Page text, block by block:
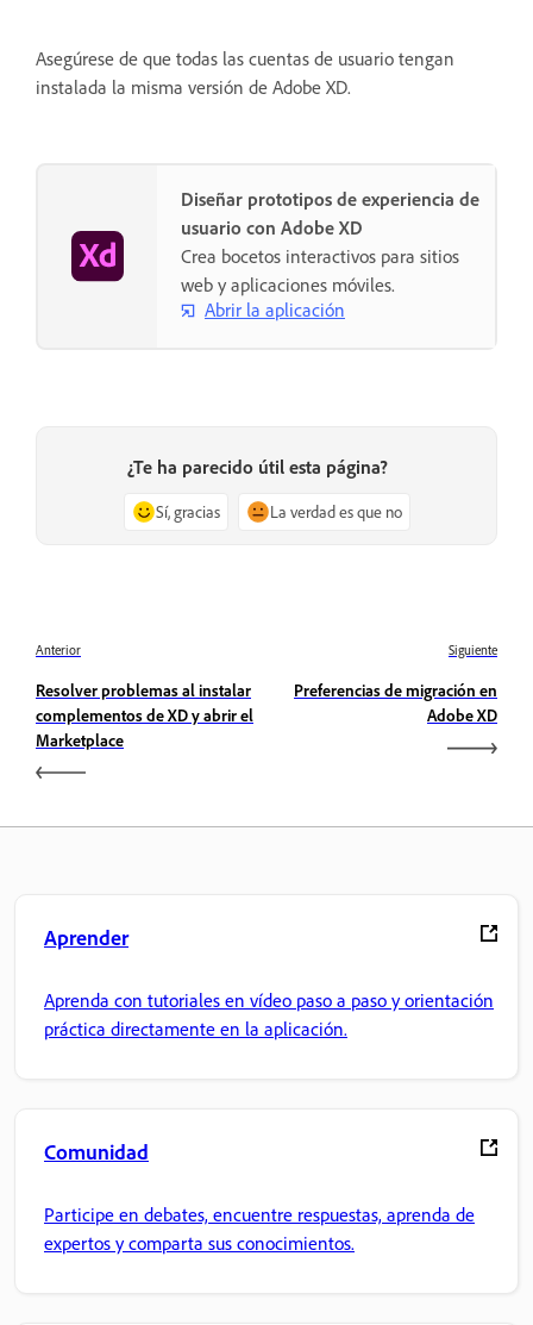
Asegúrese de que todas las cuentas de usuario tengan
instalada la misma versión de Adobe XD.
Diseñar prototipos de experiencia de
usuario con Adobe XD
Crea bocetos interactivos para sitios
web y aplicaciones móviles.
Abrir la aplicación
¿Te ha parecido útil esta página?
Sí, gracias La verdad es que no
Anterior
Resolver problemas al instalar
complementos de XD y abrir el
Marketplace
Siguiente
Preferencias de migración en
Adobe XD
Aprender
Aprenda con tutoriales en vídeo paso a paso y orientación
práctica directamente en la aplicación.
Comunidad
Participe en debates, encuentre respuestas, aprenda de
expertos y comparta sus conocimientos.